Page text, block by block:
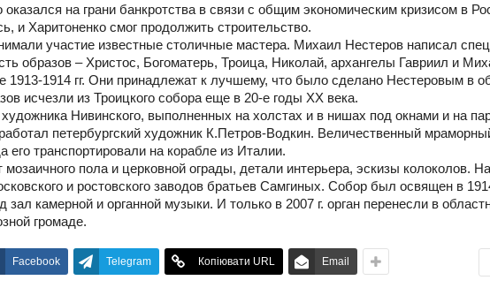
оказался на грани банкротства в связи с общим экономическим кризисом в
и Харитоненко смог продолжить строительство.
участие известные столичные мастера. Михаил Нестеров написал
образов – Христос, Богоматерь, Троица, Николай, архангелы Гавриил и
1913-1914 гг. Они принадлежат к лучшему, что было сделано Нестеровым в
исчезли из Троицкого собора еще в 20-е годы ХХ века.
Нивинского, выполненных на холстах и в нишах под окнами и на
петербургский художник К.Петров-Водкин. Величественный
его транспортировали на корабле из Италии.
пола и церковной ограды, детали интерьера, эскизы колоколов. На
и ростовского заводов братьев Самгиных. Собор был освящен в
зал камерной и органной музыки. И только в 2007 г. орган перенесли в
громаде.
Facebook Telegram Копіювати URL Email